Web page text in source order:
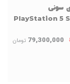
سونی
PlayStation 5
79,300,000 تومان